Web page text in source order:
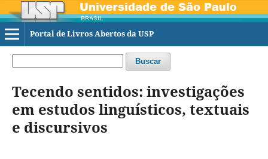
Portal de Livros Abertos da USP
Buscar
Tecendo sentidos: investigações
em estudos linguísticos, textuais
e discursivos